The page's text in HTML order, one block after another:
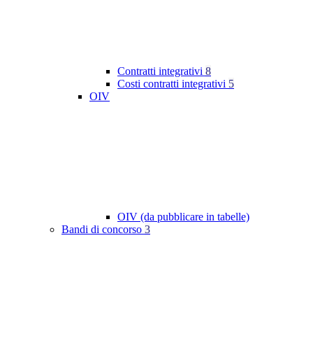
Contratti integrativi 8
Costi contratti integrativi 5
OIV
OIV (da pubblicare in tabelle)
Bandi di concorso 3